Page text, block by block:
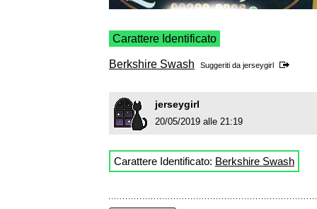
Carattere Identificato
Berkshire Swash Suggeriti da jerseygirl
jerseygirl
20/05/2019 alle 21:19
Carattere Identificato: Berkshire Swash